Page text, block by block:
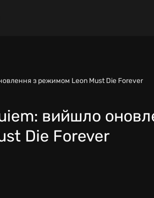
з режимом Leon Must Die Forever
вийшло
Die Forever